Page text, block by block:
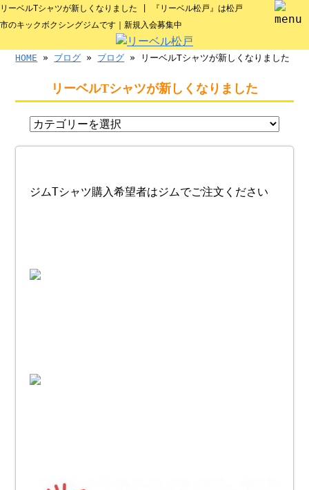
リーベルTシャツが新しくなりました | 『リーベル松戸』は松戸
市のキックボクシングジムです｜新規入会募集中
HOME » ブログ » ブログ » リーベルTシャツが新しくなりました
リーベルTシャツが新しくなりました
ジムTシャツ購入希望者はジムでご注文ください